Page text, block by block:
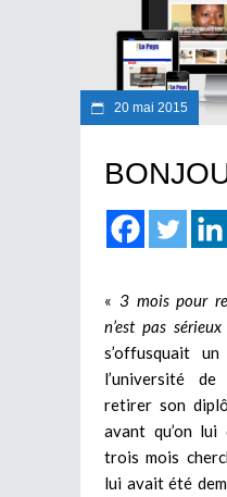
20 mai 2015
« 3 mois pour
n’est pas
s’offusquait
l’université
retirer son
avant qu’on lui
trois mois
lui avait été